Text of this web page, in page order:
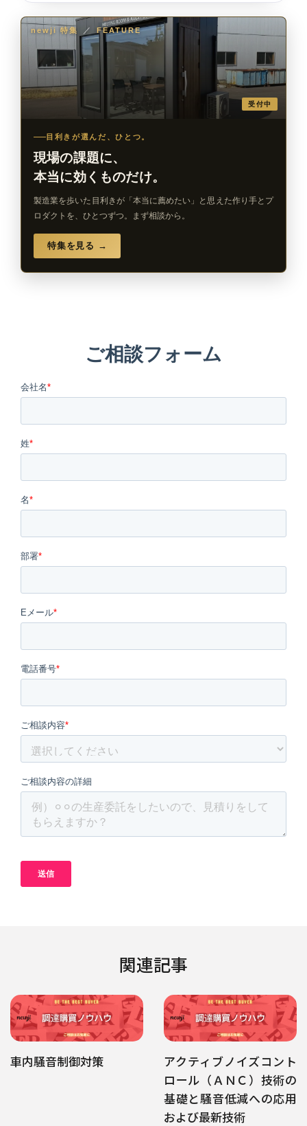
newji 特集 ／ FEATURE
受付中
目利きが選んだ、ひとつ。
現場の課題に、
本当に効くものだけ。
製造業を歩いた目利きが「本当に薦めたい」と思えた作り手とプ
ロダクトを、ひとつずつ。まず相談から。
特集を見る →
関連記事
車内騒音制御対策
アクティブノイズコント
ロール（ＡＮＣ）技術の
基礎と騒音低減への応用
および最新技術